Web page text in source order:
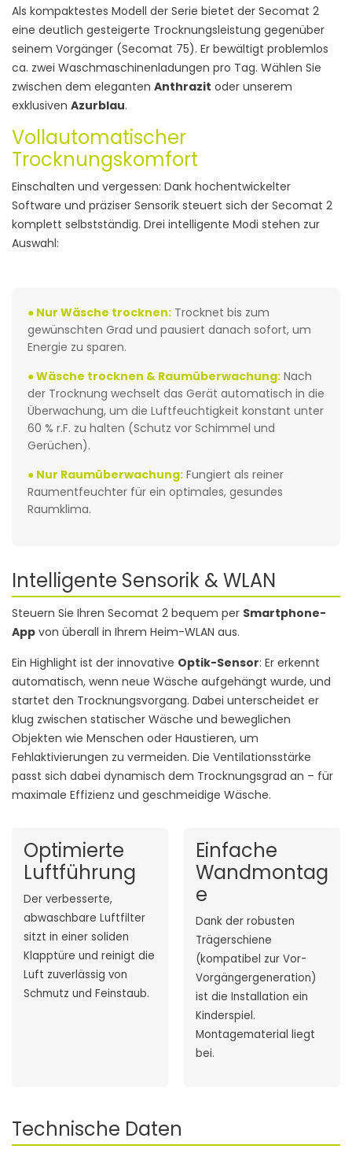
Als kompaktestes Modell der Serie bietet der Secomat 2
eine deutlich gesteigerte Trocknungsleistung gegenüber
seinem Vorgänger (Secomat 75). Er bewältigt problemlos
ca. zwei Waschmaschinenladungen pro Tag. Wählen Sie
zwischen dem eleganten Anthrazit oder unserem
exklusiven Azurblau.
Vollautomatischer
Trocknungskomfort
Einschalten und vergessen: Dank hochentwickelter
Software und präziser Sensorik steuert sich der Secomat 2
komplett selbstständig. Drei intelligente Modi stehen zur
Auswahl:
● Nur Wäsche trocknen: Trocknet bis zum
gewünschten Grad und pausiert danach sofort, um
Energie zu sparen.
● Wäsche trocknen & Raumüberwachung: Nach
der Trocknung wechselt das Gerät automatisch in die
Überwachung, um die Luftfeuchtigkeit konstant unter
60 % r.F. zu halten (Schutz vor Schimmel und
Gerüchen).
● Nur Raumüberwachung: Fungiert als reiner
Raumentfeuchter für ein optimales, gesundes
Raumklima.
Intelligente Sensorik & WLAN
Steuern Sie Ihren Secomat 2 bequem per Smartphone-
App von überall in Ihrem Heim-WLAN aus.
Ein Highlight ist der innovative Optik-Sensor: Er erkennt
automatisch, wenn neue Wäsche aufgehängt wurde, und
startet den Trocknungsvorgang. Dabei unterscheidet er
klug zwischen statischer Wäsche und beweglichen
Objekten wie Menschen oder Haustieren, um
Fehlaktivierungen zu vermeiden. Die Ventilationsstärke
passt sich dabei dynamisch dem Trocknungsgrad an – für
maximale Effizienz und geschmeidige Wäsche.
Optimierte
Luftführung
Der verbesserte,
abwaschbare Luftfilter
sitzt in einer soliden
Klapptüre und reinigt die
Luft zuverlässig von
Schmutz und Feinstaub.
Einfache
Wandmontag
e
Dank der robusten
Trägerschiene
(kompatibel zur Vor-
Vorgängergeneration)
ist die Installation ein
Kinderspiel.
Montagematerial liegt
bei.
Technische Daten